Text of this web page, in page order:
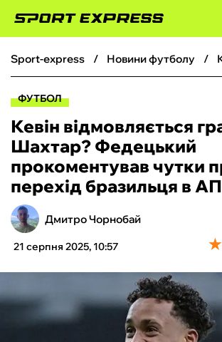
ФУТБОЛ
БОКС
ХОКЕЙ
ТЕНІС
КІБЕРСПОРТ
ЧС-2026
sport-express новини футболу
ФУТБОЛ
Кевін відмовляється
Шахтар? Федецький
прокоментував чутки
перехід бразильця в
Дмитро Чорнобай
21 серпня 2025, 10:57 ★
★